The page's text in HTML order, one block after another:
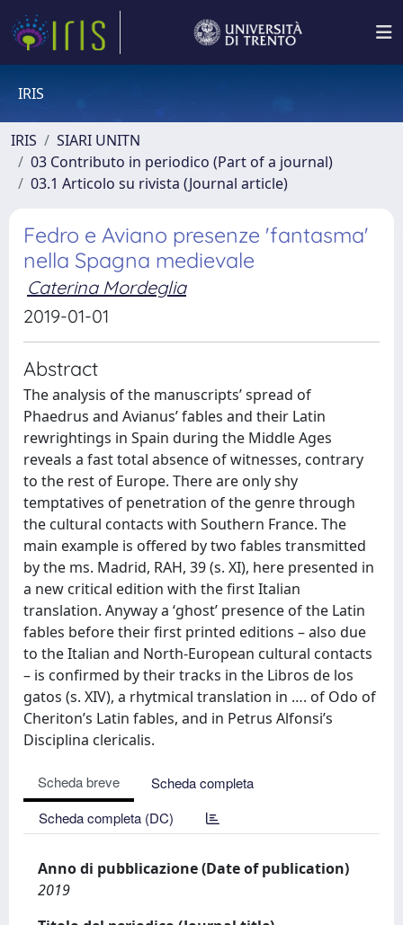
IRIS
IRIS
SIARI UNITN
03 Contributo in periodico (Part of a journal)
03.1 Articolo su rivista (Journal article)
Fedro e Aviano presenze 'fantasma'
nella Spagna medievale
Caterina Mordeglia
2019-01-01
Abstract
The analysis of the manuscripts’ spread of
Phaedrus and Avianus’ fables and their Latin
rewrightings in Spain during the Middle Ages
reveals a fast total absence of witnesses, contrary
to the rest of Europe. There are only shy
temptatives of penetration of the genre through
the cultural contacts with Southern France. The
main example is offered by two fables transmitted
by the ms. Madrid, RAH, 39 (s. XI), here presented in
a new critical edition with the first Italian
translation. Anyway a ‘ghost’ presence of the Latin
fables before their first printed editions – also due
to the Italian and North-European cultural contacts
– is confirmed by their tracks in the Libros de los
gatos (s. XIV), a rhytmical translation in …. of Odo of
Cheriton’s Latin fables, and in Petrus Alfonsi’s
Disciplina clericalis.
Scheda breve
Scheda completa
Scheda completa (DC)
Anno di pubblicazione (Date of publication)
2019